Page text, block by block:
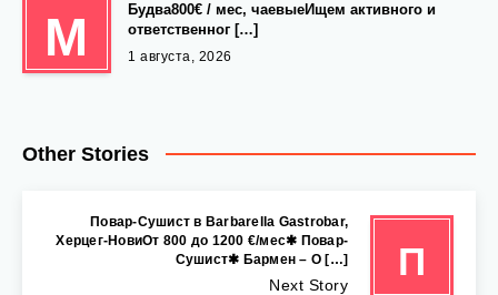
М
Будва800€ / мес, чаевыеИщем активного и
ответственног […]
1 августа, 2026
Other Stories
П
Повар-Сушист в Barbarella Gastrobar,
Херцег-НовиОт 800 до 1200 €/мес✱ Повар-
Сушист✱ Бармен – О […]
Next Story